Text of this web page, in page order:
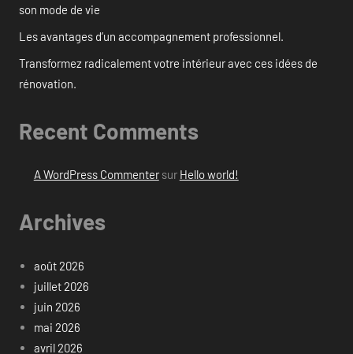
son mode de vie
Les avantages d’un accompagnement professionnel.
Transformez radicalement votre intérieur avec ces idées de
rénovation.
Recent Comments
A WordPress Commentersur Hello world!
Archives
août 2026
juillet 2026
juin 2026
mai 2026
avril 2026